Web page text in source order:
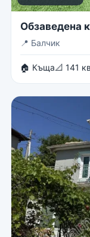
Обзаведена
📍 Балчик
🏠 Къща📐 141